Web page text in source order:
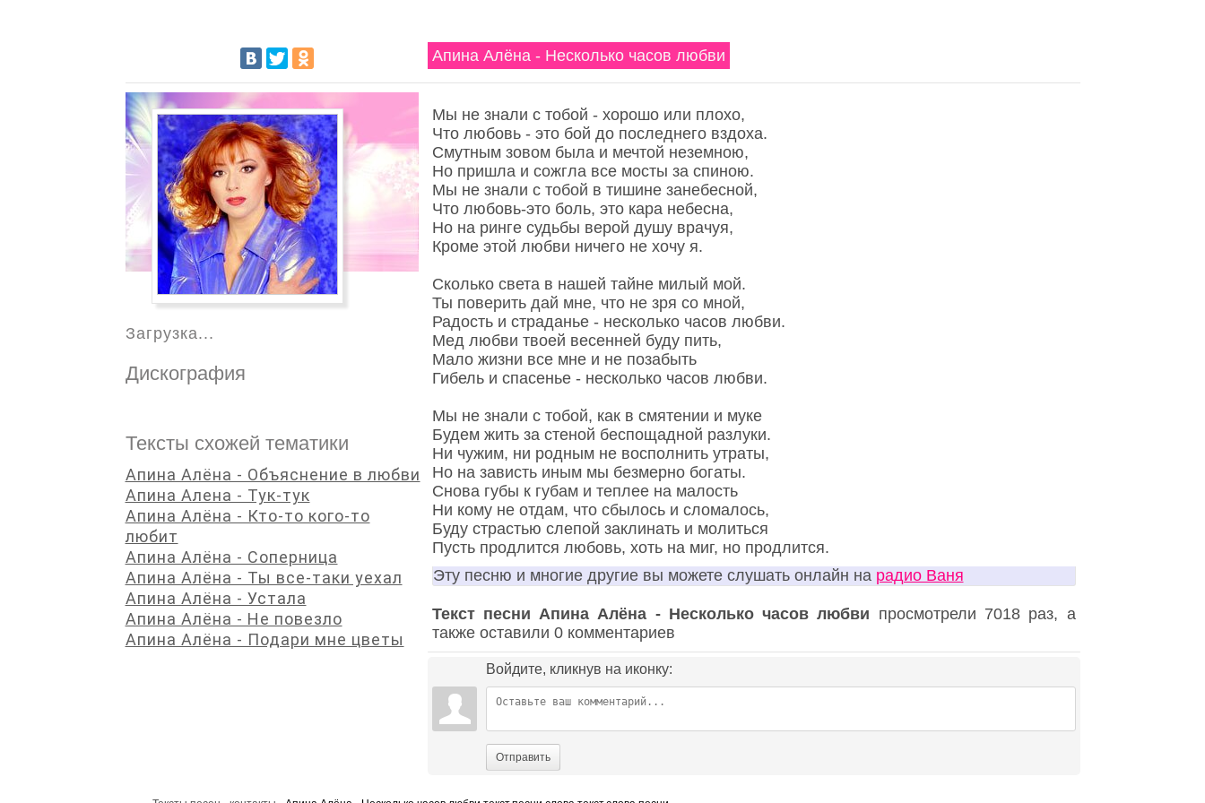
Апина Алёна - Несколько часов любви
Мы не знали с тобой - хорошо или плохо,
Что любовь - это бой до последнего вздоха.
Смутным зовом была и мечтой неземною,
Но пришла и сожгла все мосты за спиною.
Мы не знали с тобой в тишине занебесной,
Что любовь-это боль, это кара небесна,
Но на ринге судьбы верой душу врачуя,
Кроме этой любви ничего не хочу я.
Сколько света в нашей тайне милый мой.
Ты поверить дай мне, что не зря со мной,
Радость и страданье - несколько часов любви.
Мед любви твоей весенней буду пить,
Мало жизни все мне и не позабыть
Гибель и спасенье - несколько часов любви.
Мы не знали с тобой, как в смятении и муке
Будем жить за стеной беспощадной разлуки.
Ни чужим, ни родным не восполнить утраты,
Но на зависть иным мы безмерно богаты.
Снова губы к губам и теплее на малость
Ни кому не отдам, что сбылось и сломалось,
Буду страстью слепой заклинать и молиться
Пусть продлится любовь, хоть на миг, но продлится.
Эту песню и многие другие вы можете слушать онлайн на радио Ваня
Текст песни Апина Алёна - Несколько часов любви просмотрели 7018 раз, а
также оставили 0 комментариев
Войдите, кликнув на иконку:
Отправить
Загрузка...
Дискография
Тексты схожей тематики
Апина Алёна - Объяснение в любви
Апина Алена - Тук-тук
Апина Алёна - Кто-то кого-то
любит
Апина Алёна - Соперница
Апина Алёна - Ты все-таки уехал
Апина Алёна - Устала
Апина Алёна - Не повезло
Апина Алёна - Подари мне цветы